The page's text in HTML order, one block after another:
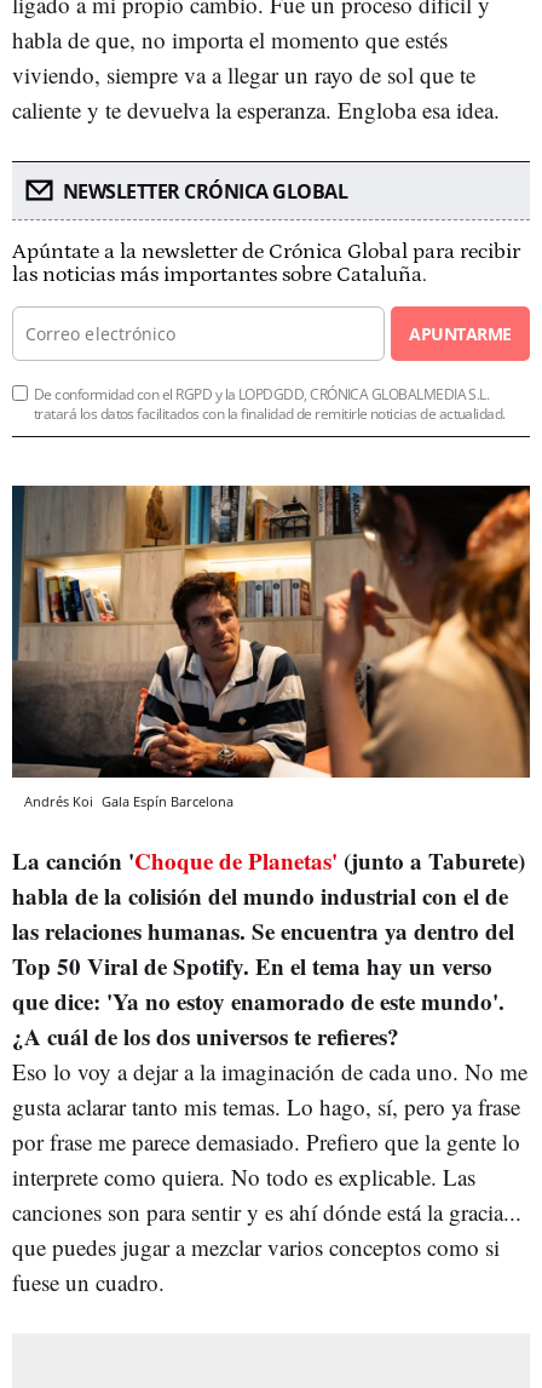
habla de que, no importa el momento que estés
viviendo, siempre va a llegar un rayo de sol que te
caliente y te devuelva la esperanza. Engloba esa idea.
NEWSLETTER CRÓNICA GLOBAL
Apúntate a la newsletter de Crónica Global para recibir
las noticias más importantes sobre Cataluña.
APUNTARME
De conformidad con el RGPD y la LOPDGDD, CRÓNICA GLOBALMEDIA S.L.
tratará los datos facilitados con la finalidad de remitirle noticias de actualidad.
Andrés Koi Gala Espín Barcelona
La canción 'Choque de Planetas' (junto a Taburete)
habla de la colisión del mundo industrial con el de
las relaciones humanas. Se encuentra ya dentro del
Top 50 Viral de Spotify. En el tema hay un verso
que dice: 'Ya no estoy enamorado de este mundo'.
¿A cuál de los dos universos te refieres?
Eso lo voy a dejar a la imaginación de cada uno. No me
gusta aclarar tanto mis temas. Lo hago, sí, pero ya frase
por frase me parece demasiado. Prefiero que la gente lo
interprete como quiera. No todo es explicable. Las
canciones son para sentir y es ahí dónde está la gracia...
que puedes jugar a mezclar varios conceptos como si
fuese un cuadro.